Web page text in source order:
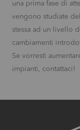
una prima fase di
vengono studiate
stessa ad un livello
cambiamenti
Se vorresti
impianti, contattaci!